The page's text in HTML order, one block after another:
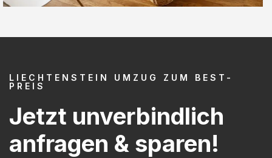
LIECHTENSTEIN UMZUG ZUM BEST-
PREIS
Jetzt unverbindlich
anfragen & sparen!